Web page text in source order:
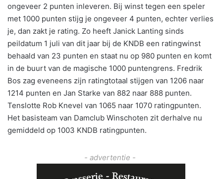
ongeveer 2 punten inleveren. Bij winst tegen een speler
met 1000 punten stijg je ongeveer 4 punten, echter verlies
je, dan zakt je rating. Zo heeft Janick Lanting sinds
peildatum 1 juli van dit jaar bij de KNDB een ratingwinst
behaald van 23 punten en staat nu op 980 punten en komt
in de buurt van de magische 1000 puntengrens. Fredrik
Bos zag eveneens zijn ratingtotaal stijgen van 1206 naar
1214 punten en Jan Starke van 882 naar 888 punten.
Tenslotte Rob Knevel van 1065 naar 1070 ratingpunten.
Het basisteam van Damclub Winschoten zit derhalve nu
gemiddeld op 1003 KNDB ratingpunten.
- advertentie -